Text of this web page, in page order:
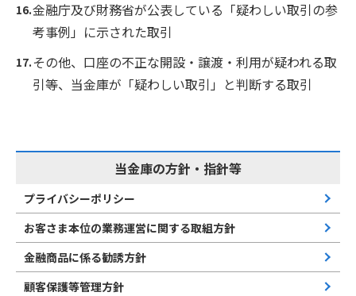
金融庁及び財務省が公表している「疑わしい取引の参
考事例」に示された取引
その他、口座の不正な開設・譲渡・利用が疑われる取
引等、当金庫が「疑わしい取引」と判断する取引
当金庫の方針・指針等
プライバシーポリシー
お客さま本位の業務運営に関する取組方針
金融商品に係る勧誘方針
顧客保護等管理方針